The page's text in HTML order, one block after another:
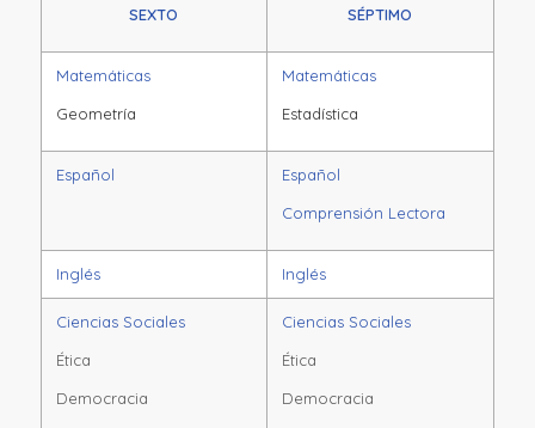
SEXTO SÉPTIMO
Matemáticas
Geometría
Matemáticas
Estadística
Español Español
Comprensión Lectora
Inglés Inglés
Ciencias Sociales
Ética
Democracia
Ciencias Sociales
Ética
Democracia